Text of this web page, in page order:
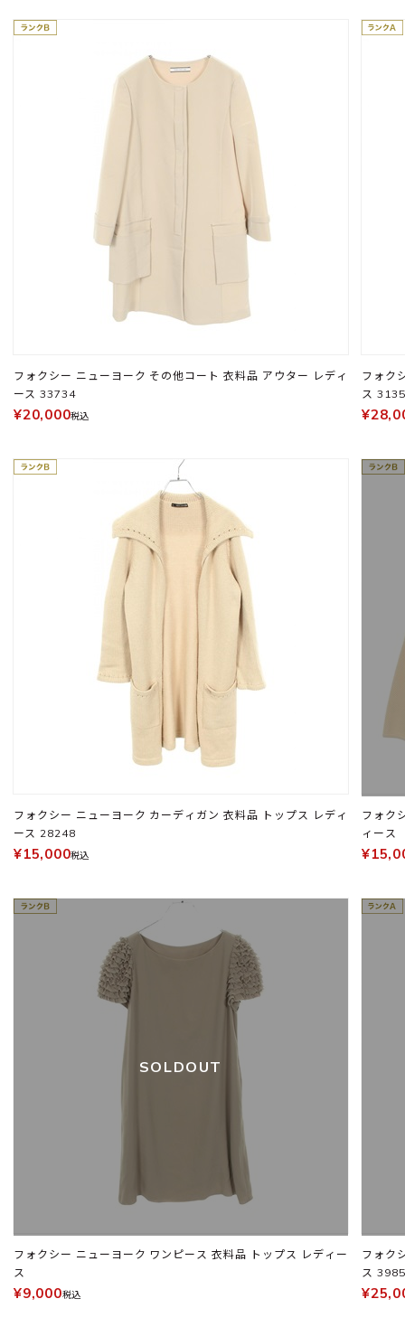
フォクシー ニューヨーク その他コート 衣料品 アウター レディ
ース 33734
¥20,000税込
フォクシー ニュー
ス
フォクシー ニューヨーク カーディガン 衣料品 トップス レディ
ース 28248
¥15,000税込
フォクシー ブティ
ィース
SOLDOUT
フォクシー ニューヨーク ワンピース 衣料品 トップス レディー
ス
¥9,000税込
フォクシー ニュー
ス